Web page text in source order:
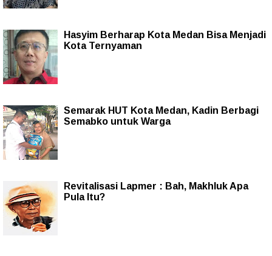
Hasyim Berharap Kota Medan Bisa Menjadi
Kota Ternyaman
Semarak HUT Kota Medan, Kadin Berbagi
Semabko untuk Warga
Revitalisasi Lapmer : Bah, Makhluk Apa
Pula Itu?